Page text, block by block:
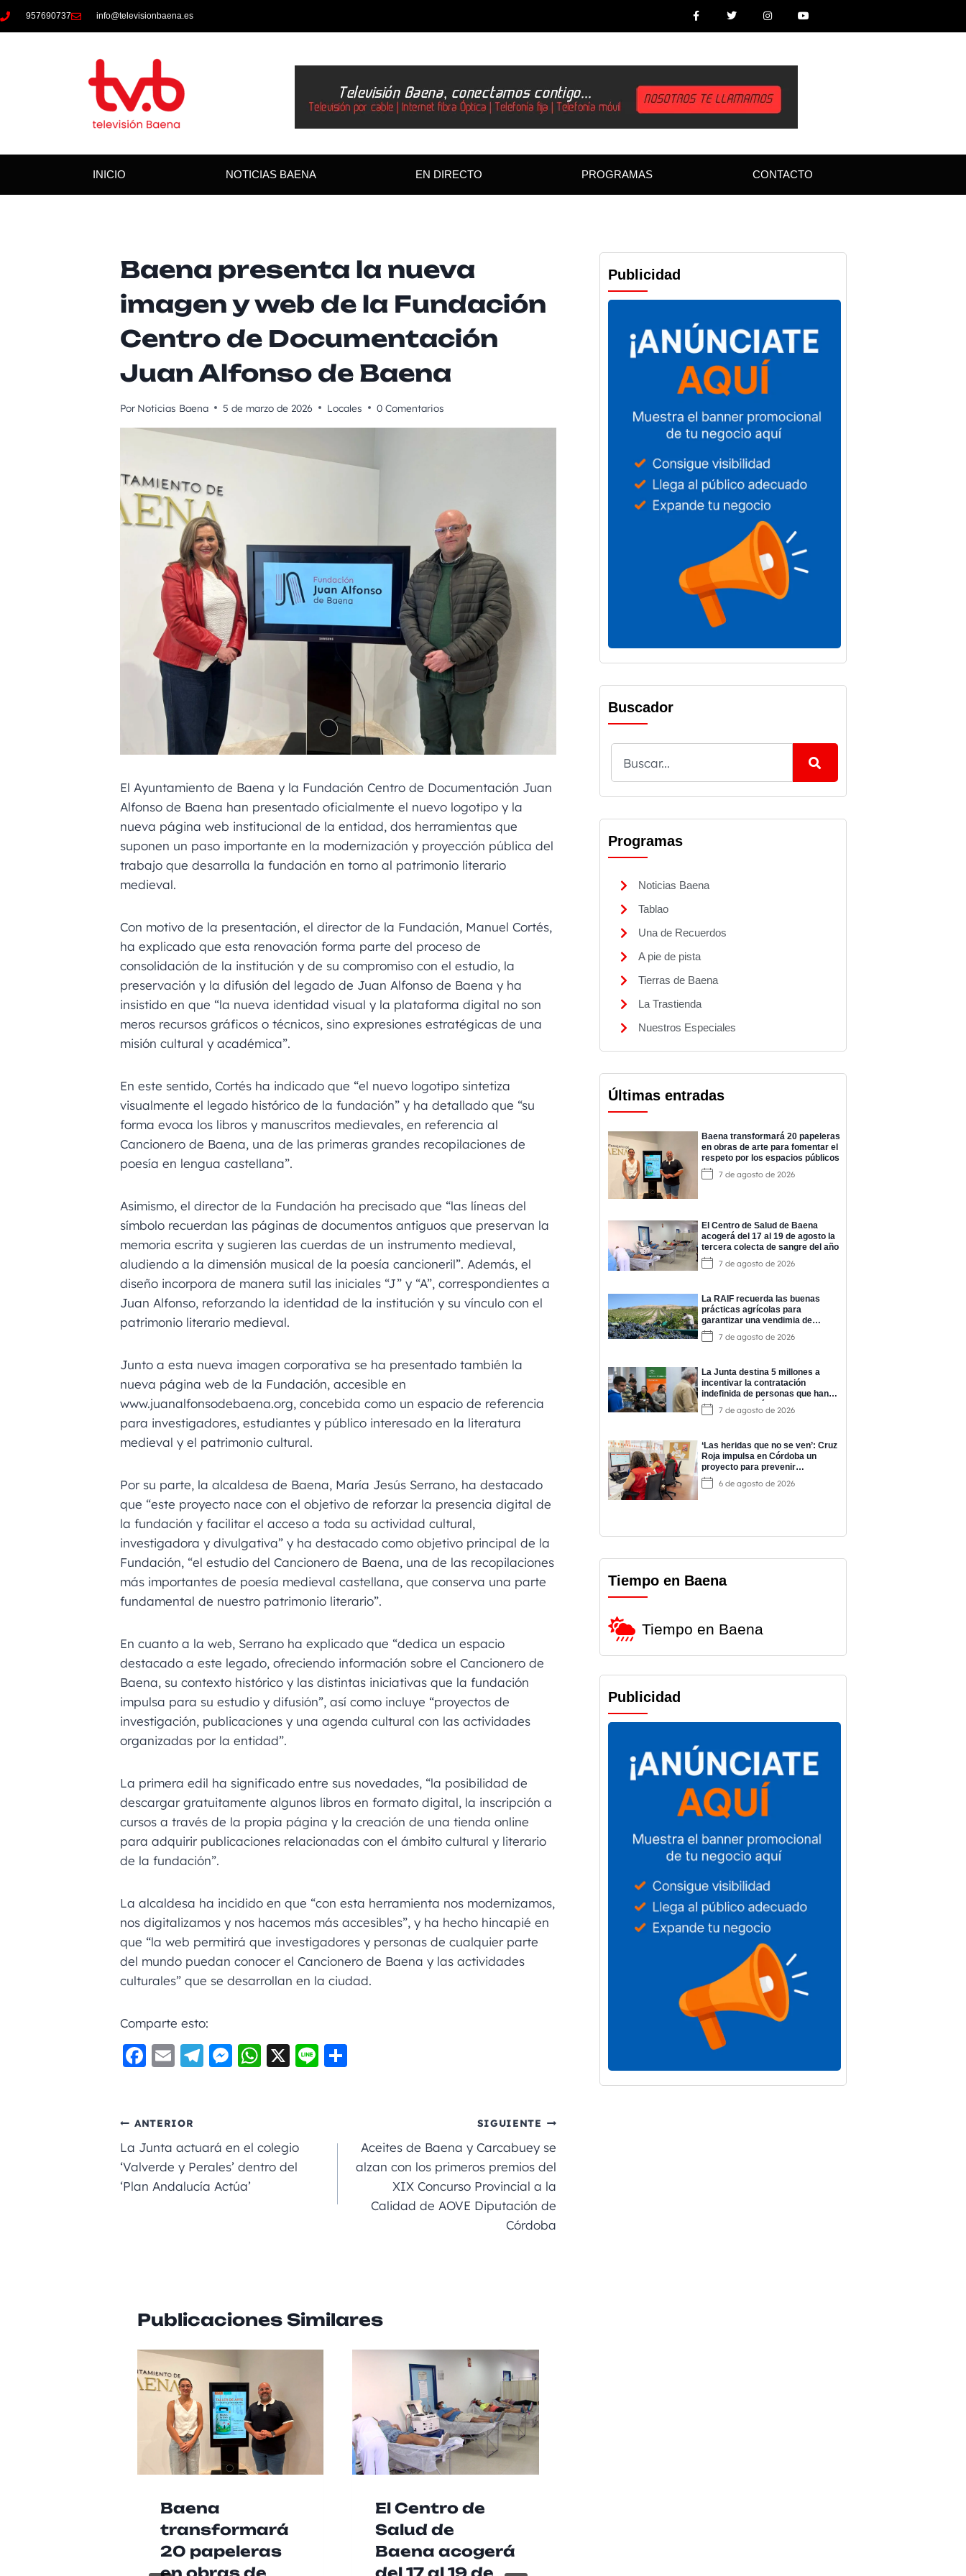
957690737 info@televisionbaena.es
INICIO NOTICIAS BAENA EN DIRECTO PROGRAMAS CONTACTO
Baena presenta la nueva
imagen y web de la Fundación
Centro de Documentación
Juan Alfonso de Baena
Por Noticias Baena 5 de marzo de 2026 Locales 0 Comentarios
El Ayuntamiento de Baena y la Fundación Centro de Documentación Juan
Alfonso de Baena han presentado oficialmente el nuevo logotipo y la
nueva página web institucional de la entidad, dos herramientas que
suponen un paso importante en la modernización y proyección pública del
trabajo que desarrolla la fundación en torno al patrimonio literario
medieval.
Con motivo de la presentación, el director de la Fundación, Manuel Cortés,
ha explicado que esta renovación forma parte del proceso de
consolidación de la institución y de su compromiso con el estudio, la
preservación y la difusión del legado de Juan Alfonso de Baena y ha
insistido en que “la nueva identidad visual y la plataforma digital no son
meros recursos gráficos o técnicos, sino expresiones estratégicas de una
misión cultural y académica”.
En este sentido, Cortés ha indicado que “el nuevo logotipo sintetiza
visualmente el legado histórico de la fundación” y ha detallado que “su
forma evoca los libros y manuscritos medievales, en referencia al
Cancionero de Baena, una de las primeras grandes recopilaciones de
poesía en lengua castellana”.
Asimismo, el director de la Fundación ha precisado que “las líneas del
símbolo recuerdan las páginas de documentos antiguos que preservan la
memoria escrita y sugieren las cuerdas de un instrumento medieval,
aludiendo a la dimensión musical de la poesía cancioneril”. Además, el
diseño incorpora de manera sutil las iniciales “J” y “A”, correspondientes a
Juan Alfonso, reforzando la identidad de la institución y su vínculo con el
patrimonio literario medieval.
Junto a esta nueva imagen corporativa se ha presentado también la
nueva página web de la Fundación, accesible en
www.juanalfonsodebaena.org, concebida como un espacio de referencia
para investigadores, estudiantes y público interesado en la literatura
medieval y el patrimonio cultural.
Por su parte, la alcaldesa de Baena, María Jesús Serrano, ha destacado
que “este proyecto nace con el objetivo de reforzar la presencia digital de
la fundación y facilitar el acceso a toda su actividad cultural,
investigadora y divulgativa” y ha destacado como objetivo principal de la
Fundación, “el estudio del Cancionero de Baena, una de las recopilaciones
más importantes de poesía medieval castellana, que conserva una parte
fundamental de nuestro patrimonio literario”.
En cuanto a la web, Serrano ha explicado que “dedica un espacio
destacado a este legado, ofreciendo información sobre el Cancionero de
Baena, su contexto histórico y las distintas iniciativas que la fundación
impulsa para su estudio y difusión”, así como incluye “proyectos de
investigación, publicaciones y una agenda cultural con las actividades
organizadas por la entidad”.
La primera edil ha significado entre sus novedades, “la posibilidad de
descargar gratuitamente algunos libros en formato digital, la inscripción a
cursos a través de la propia página y la creación de una tienda online
para adquirir publicaciones relacionadas con el ámbito cultural y literario
de la fundación”.
La alcaldesa ha incidido en que “con esta herramienta nos modernizamos,
nos digitalizamos y nos hacemos más accesibles”, y ha hecho hincapié en
que “la web permitirá que investigadores y personas de cualquier parte
del mundo puedan conocer el Cancionero de Baena y las actividades
culturales” que se desarrollan en la ciudad.
Comparte esto:
F
e
b
o
o
E
l
Te
m
M
n
g
er
W
A
p
X Li C
a
rt
ANTERIOR
La Junta actuará en el colegio
‘Valverde y Perales’ dentro del
‘Plan Andalucía Actúa’
SIGUIENTE
Aceites de Baena y Carcabuey se
alzan con los primeros premios del
XIX Concurso Provincial a la
Calidad de AOVE Diputación de
Córdoba
Publicaciones Similares
Baena
transformará
20 papeleras
El Centro de
Salud de
Baena acogerá
Publicidad
Buscador
Programas
Noticias Baena
Tablao
Una de Recuerdos
A pie de pista
Tierras de Baena
La Trastienda
Nuestros Especiales
Últimas entradas
Baena transformará 20 papeleras
en obras de arte para fomentar el
respeto por los espacios públicos
7 de agosto de 2026
El Centro de Salud de Baena
acogerá del 17 al 19 de agosto la
tercera colecta de sangre del año
7 de agosto de 2026
La RAIF recuerda las buenas
prácticas agrícolas para
garantizar una vendimia de
calidad
7 de agosto de 2026
La Junta destina 5 millones a
incentivar la contratación
indefinida de personas que han
completado prácticas del
programa EPES
7 de agosto de 2026
‘Las heridas que no se ven’: Cruz
Roja impulsa en Córdoba un
proyecto para prevenir
adicciones y cuidar la salud
mental6 de agosto de 2026
Tiempo en Baena
Tiempo en Baena
Publicidad